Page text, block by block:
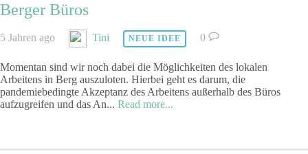
Berger Büros
5 Jahren ago Tini NEUE IDEE 0
Momentan sind wir noch dabei die Möglichkeiten des lokalen
Arbeitens in Berg auszuloten. Hierbei geht es darum, die
pandemiebedingte Akzeptanz des Arbeitens außerhalb des Büros
aufzugreifen und das An... Read more...